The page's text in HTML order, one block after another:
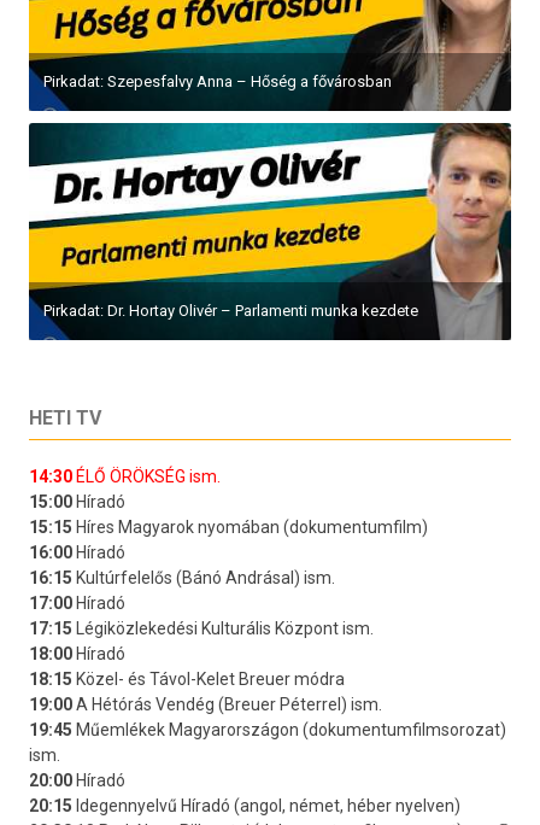
Pirkadat: Szepesfalvy Anna – Hőség a fővárosban
Pirkadat: Dr. Hortay Olivér – Parlamenti munka kezdete
HETI TV